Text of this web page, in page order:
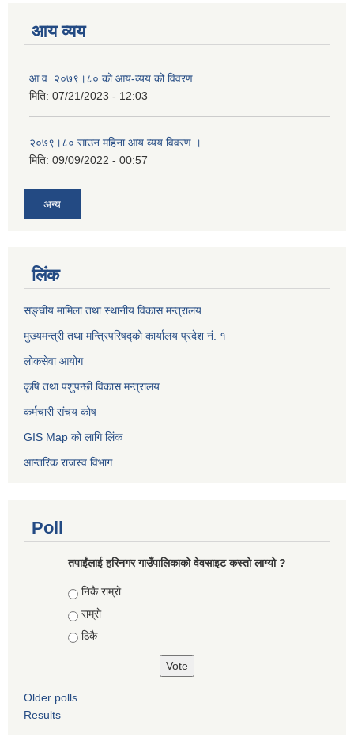
आय व्यय
आ.व. २०७९।८० को आय-व्यय को विवरण
मिति: 07/21/2023 - 12:03
२०७९।८० साउन महिना आय व्यय विवरण ।
मिति: 09/09/2022 - 00:57
अन्य
लिंक
सङ्घीय मामिला तथा स्थानीय विकास मन्त्रालय
मुख्यमन्त्री तथा मन्त्रिपरिषद्को कार्यालय प्रदेश नं. १
लोकसेवा आयोग ​​​​
कृषि तथा पशुपन्छी विकास मन्त्रालय
कर्मचारी संचय कोष
GIS Map को लागि लिंक
आन्तरिक राजस्व विभाग
Poll
तपाईंलाई हरिनगर गाउँपालिकाको वेवसाइट कस्तो लाग्यो ?
Choices
निकै राम्राे
राम्राे
ठिकै
Older polls
Results